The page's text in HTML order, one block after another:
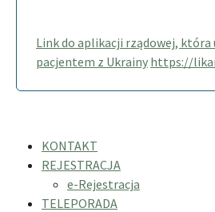
Link do aplikacji rządowej,
pacjentem z Ukrainy https://
KONTAKT
REJESTRACJA
e-Rejestracja
TELEPORADA